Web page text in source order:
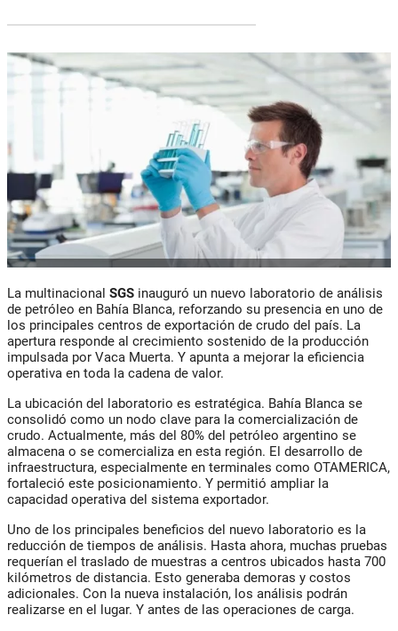
La multinacional SGS inauguró un nuevo laboratorio de análisis
de petróleo en Bahía Blanca, reforzando su presencia en uno de
los principales centros de exportación de crudo del país. La
apertura responde al crecimiento sostenido de la producción
impulsada por Vaca Muerta. Y apunta a mejorar la eficiencia
operativa en toda la cadena de valor.
La ubicación del laboratorio es estratégica. Bahía Blanca se
consolidó como un nodo clave para la comercialización de
crudo. Actualmente, más del 80% del petróleo argentino se
almacena o se comercializa en esta región. El desarrollo de
infraestructura, especialmente en terminales como OTAMERICA,
fortaleció este posicionamiento. Y permitió ampliar la
capacidad operativa del sistema exportador.
Uno de los principales beneficios del nuevo laboratorio es la
reducción de tiempos de análisis. Hasta ahora, muchas pruebas
requerían el traslado de muestras a centros ubicados hasta 700
kilómetros de distancia. Esto generaba demoras y costos
adicionales. Con la nueva instalación, los análisis podrán
realizarse en el lugar. Y antes de las operaciones de carga.